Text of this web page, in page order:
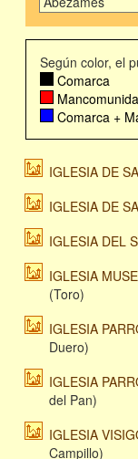
Según color, el
Comarca
Comarca +
IGLESIA DE
IGLESIA DE
IGLESIA DEL
IGLESIA
(Toro)
IGLESIA
Duero)
IGLESIA
del Pan)
IGLESIA
Campillo)